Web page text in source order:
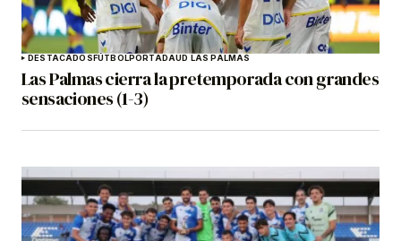
DESTACADOSFÚTBOLPORTADAUD LAS PALMAS
Las Palmas cierra la pretemporada con grandes
sensaciones (1-3)